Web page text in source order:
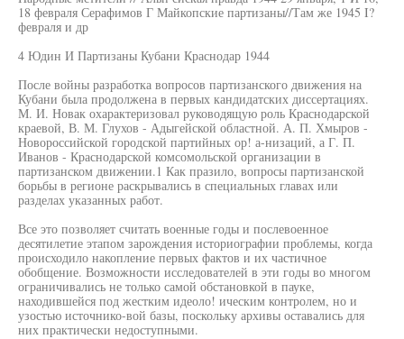
18 февраля Серафимов Г Майкопские партизаны//Там же 1945 I?
февраля и др
4 Юдин И Партизаны Кубани Краснодар 1944
После войны разработка вопросов партизанского движения на
Кубани была продолжена в первых кандидатских диссертациях.
М. И. Новак охарактеризовал руководящую роль Краснодарской
краевой, В. М. Глухов - Адыгейской областной. А. П. Хмыров -
Новороссийской городской партийных ор! а-низаций, а Г. П.
Иванов - Краснодарской комсомольской организации в
партизанском движении.1 Как празило, вопросы партизанской
борьбы в регионе раскрывались в специальных главах или
разделах указанных работ.
Все это позволяет считать военные годы и послевоенное
десятилетие этапом зарождения историографии проблемы, когда
происходило накопление первых фактов и их частичное
обобщение. Возможности исследователей в эти годы во многом
ограничивались не только самой обстановкой в пауке,
находившейся под жестким идеоло! ическим контролем, но и
узостью источнико-вой базы, поскольку архивы оставались для
них практически недоступными.